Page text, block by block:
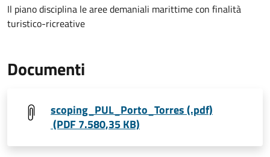
Il piano disciplina le aree demaniali marittime con finalità
turistico-ricreative
Documenti
scoping_PUL_Porto_Torres (.pdf)
(PDF 7.580,35 KB)